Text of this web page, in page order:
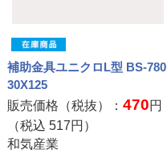
補助金具ユニクロL型 BS-780
30X125
販売価格（税抜）： 470円
（税込 517円）
和気産業